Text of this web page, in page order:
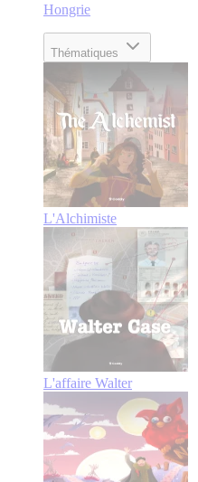
Hongrie
Thématiques
L'Alchimiste
L'affaire Walter